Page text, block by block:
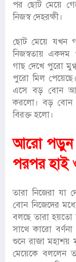
পর ছোট মেয়ে
নিজস্ব দেহরক্ষী।
ছোট মেয়ে যখন
নিজস্বতায় একদম
গাছ দেখে পুরো
পুরো মিল
এসে বড় বোন
করলো। বড় বোন
বিরক্ত হলো।
আরো
পরপর হাই
তারা নিজেরা
বোন নিজেদের
বলছে তারা হয়তো
সাথে কারো
শুনে রাজা মহাশয়
মেয়েকে বললেন